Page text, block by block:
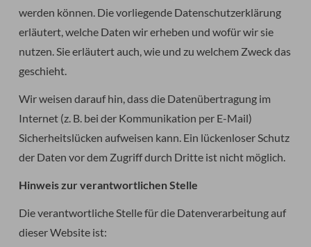
werden können. Die vorliegende Datenschutzerklärung
erläutert, welche Daten wir erheben und wofür wir sie
nutzen. Sie erläutert auch, wie und zu welchem Zweck das
geschieht.
Wir weisen darauf hin, dass die Datenübertragung im
Internet (z. B. bei der Kommunikation per E-Mail)
Sicherheitslücken aufweisen kann. Ein lückenloser Schutz
der Daten vor dem Zugriff durch Dritte ist nicht möglich.
Hinweis zur verantwortlichen Stelle
Die verantwortliche Stelle für die Datenverarbeitung auf
dieser Website ist: